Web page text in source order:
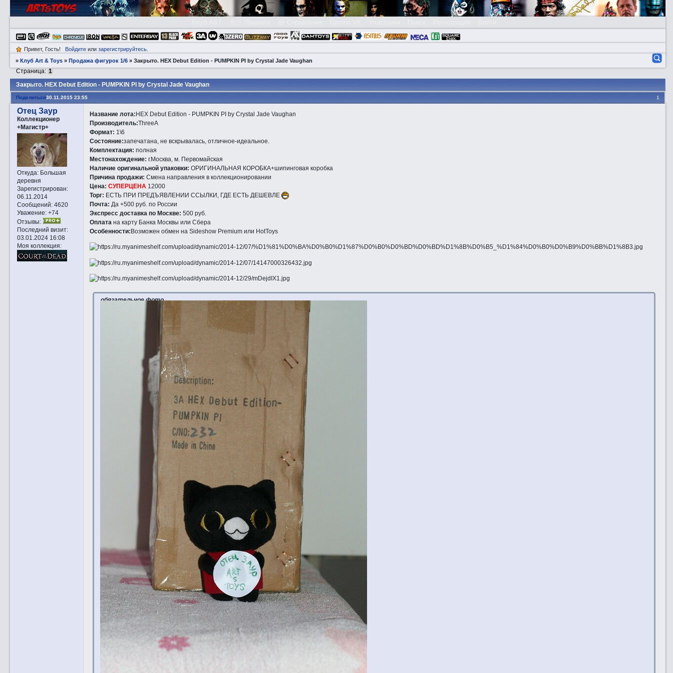
Привет, Гость! Войдитеили зарегистрируйтесь.
»Клуб Art & Toys »Продажа фигурок 1/6 »Закрытo. HEX Debut Edition - PUMPKIN PI by Crystal Jade Vaughan
Закрытo. HEX Debut Edition - PUMPKIN PI by Crystal Jade Vaughan
Страница: 1
Поделиться 1
30.11.2015 23:55
Отец Заур
Коллекционер
+Магистр+
Откуда:Большая
деревня
Зарегистрирован:
06.11.2014
Сообщений:4620
Уважение: +74
Отзывы:
Последний визит:
03.01.2024 16:08
Моя коллекция:
Название лота: HEX Debut Edition - PUMPKIN PI by Crystal Jade Vaughan
Производитель:ThreeA
Формат: 1\6
Состояние:запечатана, не вскрывалась, отличное-идеальное.
Комплектация: полная
Местонахождение: г.Москва, м. Первомайская
Наличие оригинальной упаковки: ОРИГИНАЛЬНАЯ КОРОБКА+шипинговая коробка
Причина продажи: Смена направления в коллекционировании
Цена: СУПЕРЦЕНА12000
Торг: ЕСТЬ ПРИ ПРЕДЪЯВЛЕНИИ ССЫЛКИ, ГДЕ ЕСТЬ ДЕШЕВЛЕ
Почта: Да +500 руб. по России
Экспресс доставка по Москве: 500 руб.
Оплата на карту Банка Москвы или Сбера
Особенности: Возможен обмен на Sideshow Premium или HotToys
обязательное фото